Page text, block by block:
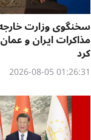
سخنگوی وزارت
مذاکرات ایران و
کرد
01:26:31 2026-08-05